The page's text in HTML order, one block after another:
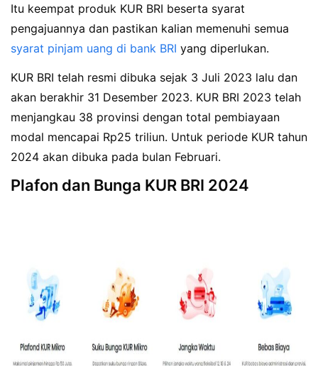
Itu keempat produk KUR BRI beserta syarat
pengajuannya dan pastikan kalian memenuhi semua
syarat pinjam uang di bank BRI yang diperlukan.
KUR BRI telah resmi dibuka sejak 3 Juli 2023 lalu dan
akan berakhir 31 Desember 2023. KUR BRI 2023 telah
menjangkau 38 provinsi dengan total pembiayaan
modal mencapai Rp25 triliun. Untuk periode KUR tahun
2024 akan dibuka pada bulan Februari.
Plafon dan Bunga KUR BRI 2024